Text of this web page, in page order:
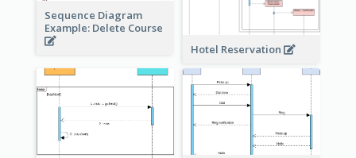
Sequence Diagram
Example: Delete Course
Hotel Reservation